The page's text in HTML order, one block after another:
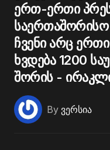
ერთ-ერთი
საერთაშორისო
ჩვენი არც
ხვდება 1200
შორის -
By ვერსია